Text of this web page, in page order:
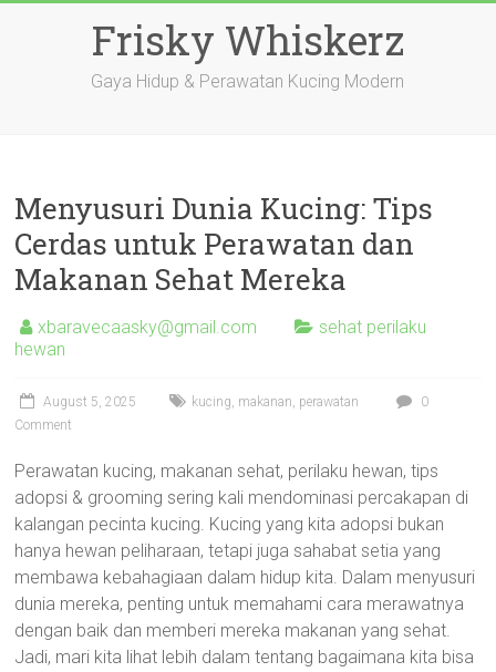
Frisky Whiskerz
Gaya Hidup & Perawatan Kucing Modern
Menyusuri Dunia Kucing: Tips
Cerdas untuk Perawatan dan
Makanan Sehat Mereka
xbaravecaasky@gmail.com
sehat perilaku
hewan
August 5, 2025 kucing, makanan, perawatan
0
Comment
Perawatan kucing, makanan sehat, perilaku hewan, tips
adopsi & grooming sering kali mendominasi percakapan di
kalangan pecinta kucing. Kucing yang kita adopsi bukan
hanya hewan peliharaan, tetapi juga sahabat setia yang
membawa kebahagiaan dalam hidup kita. Dalam menyusuri
dunia mereka, penting untuk memahami cara merawatnya
dengan baik dan memberi mereka makanan yang sehat.
Jadi, mari kita lihat lebih dalam tentang bagaimana kita bisa